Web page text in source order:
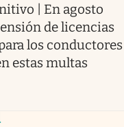
| En agosto
de licencias
los conductores
estas multas